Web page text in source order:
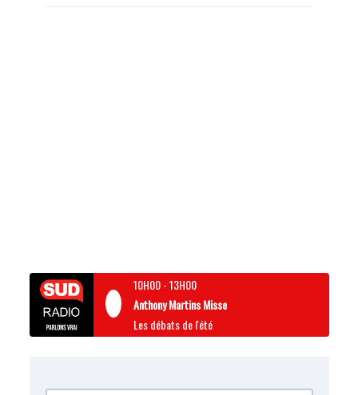
10H00-13H00
Anthony Martins Misse
Les débats de l'été